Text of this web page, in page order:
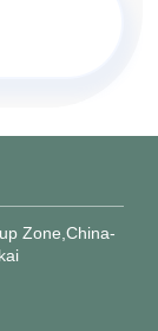
Zone,China-